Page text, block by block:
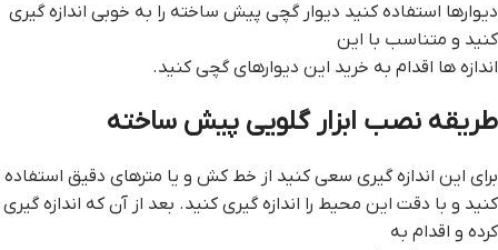
دیوارها استفاده کنید ديوار گچي پيش ساخته را به خوبی اندازه گیری
کنید و متناسب با این
اندازه ها اقدام به خرید این دیوارهای گچی کنید.
طريقه نصب ابزار گلويي پيش ساخته
برای این اندازه گیری سعی کنید از خط کش و یا مترهای دقیق استفاده
کنید و با دقت این محیط را اندازه گیری کنید. بعد از آن که اندازه گیری
کرده و اقدام به